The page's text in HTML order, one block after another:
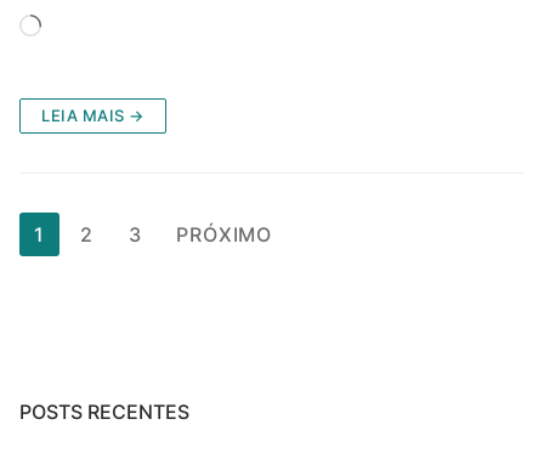
Carregando...
LEIA MAIS →
Paginação
de
1 2 3 PRÓXIMO
POSTS RECENTES